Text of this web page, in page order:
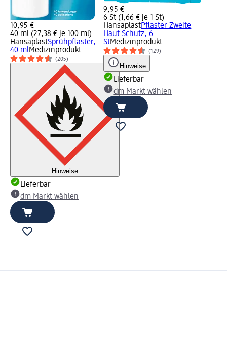
10,95 €
40 ml (27,38 € je 100 ml)
HansaplastSprühpflaster,
40 mlMedizinprodukt
(205)
Hinweise
Lieferbar
dm Markt wählen
9,95 €
6 St (1,66 € je 1 St)
HansaplastPflaster Zweite
Haut Schutz, 6
StMedizinprodukt
(129)
Hinweise
Lieferbar
dm Markt wählen